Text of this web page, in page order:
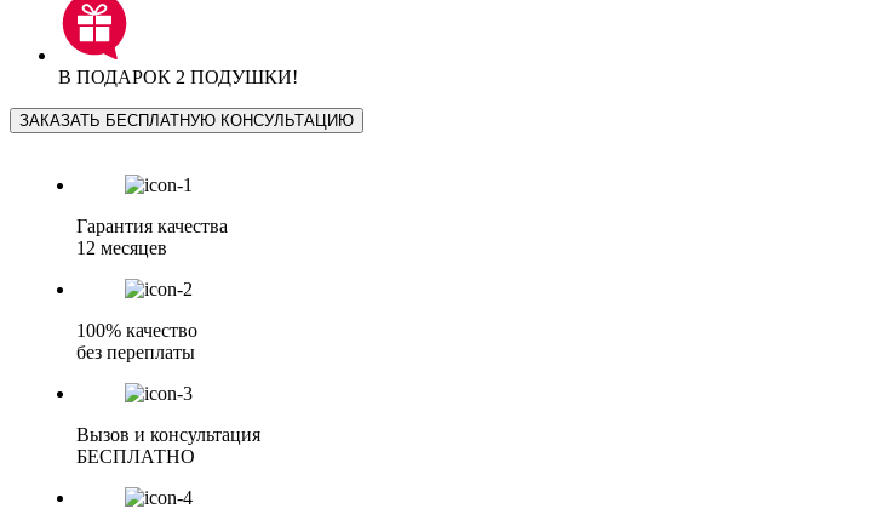
В ПОДАРОК 2 ПОДУШКИ!
ЗАКАЗАТЬ БЕСПЛАТНУЮ КОНСУЛЬТАЦИЮ
Гарантия качества
12 месяцев
100% качество
без переплаты
Вызов и консультация
БЕСПЛАТНО